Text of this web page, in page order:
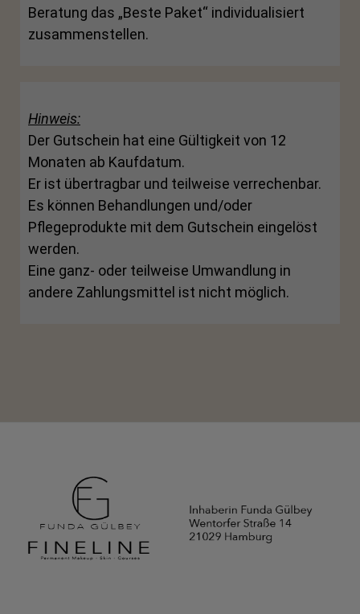
Beratung das „Beste Paket“ individualisiert
zusammenstellen.
Hinweis:
Der Gutschein hat eine Gültigkeit von 12
Monaten ab Kaufdatum.
Er ist übertragbar und teilweise verrechenbar.
Es können Behandlungen und/oder
Pflegeprodukte mit dem Gutschein eingelöst
werden.
Eine ganz- oder teilweise Umwandlung in
andere Zahlungsmittel ist nicht möglich.